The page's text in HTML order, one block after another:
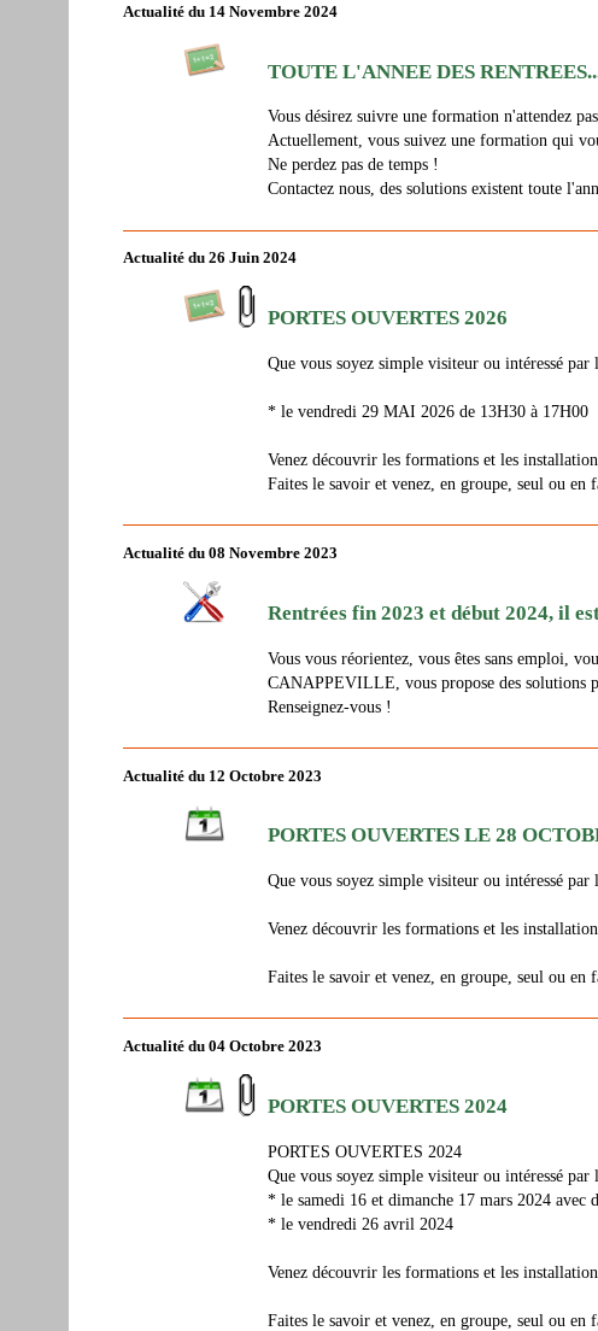
Actualité du 14 Novembre 2024
TOUTE L'ANNEE DES
Vous désirez suivre une formation n'attendez
Actuellement, vous suivez une formation qui
Ne perdez pas de temps !
Contactez nous, des solutions existent toute
Actualité du 26 Juin 2024
PORTES OUVERTES 2026
Que vous soyez simple visiteur ou intéressé
* le vendredi 29 MAI 2026 de 13H30 à 17H00
Venez découvrir les formations et les
Faites le savoir et venez, en groupe, seul ou en
Actualité du 08 Novembre 2023
Rentrées fin 2023 et début 2024, il
Vous vous réorientez, vous êtes sans emploi,
CANAPPEVILLE, vous propose des solutions
Renseignez-vous !
Actualité du 12 Octobre 2023
PORTES OUVERTES LE 28
Que vous soyez simple visiteur ou intéressé
Venez découvrir les formations et les
Faites le savoir et venez, en groupe, seul ou en
Actualité du 04 Octobre 2023
PORTES OUVERTES 2024
PORTES OUVERTES 2024
Que vous soyez simple visiteur ou intéressé
* le samedi 16 et dimanche 17 mars 2024 avec
* le vendredi 26 avril 2024
Venez découvrir les formations et les
Faites le savoir et venez, en groupe, seul ou en